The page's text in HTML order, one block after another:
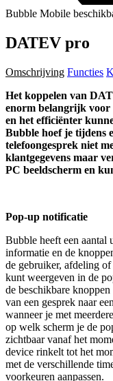
Bubble Mobile
DATEV pro
Omschrijving Functies
Het koppelen van
enorm belangrijk voor
en het efficiënter
Bubble hoef je tijdens
telefoongesprek niet
klantgegevens maar
PC beeldscherm en
Pop-up notificatie
Bubble heeft een aantal
informatie en de
de gebruiker, afdeling
kunt weergeven in de
de beschikbare knoppen
van een gesprek naar
wanneer je met
op welk scherm je de
zichtbaar vanaf het
device rinkelt tot het
met de verschillende
voorkeuren aanpassen.